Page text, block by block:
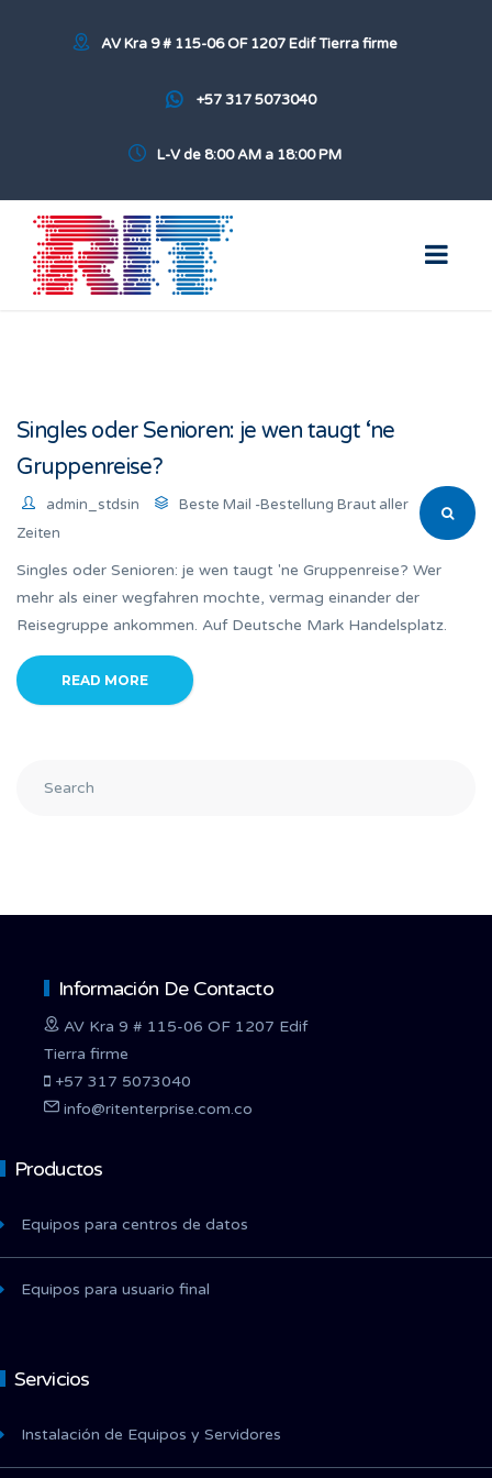
AV Kra 9 # 115-06 OF 1207 Edif Tierra firme
+57 317 5073040
L-V de 8:00 AM a 18:00 PM
Singles oder Senioren: je wen taugt ‘ne
Gruppenreise?
admin_stdsin
Beste Mail -Bestellung Braut aller
Zeiten
Singles oder Senioren: je wen taugt 'ne Gruppenreise? Wer
mehr als einer wegfahren mochte, vermag einander der
Reisegruppe ankommen. Auf Deutsche Mark Handelsplatz.
READ MORE
Información De Contacto
AV Kra 9 # 115-06 OF 1207 Edif
Tierra firme
+57 317 5073040
info@ritenterprise.com.co
Productos
Equipos para centros de datos
Equipos para usuario final
Servicios
Instalación de Equipos y Servidores